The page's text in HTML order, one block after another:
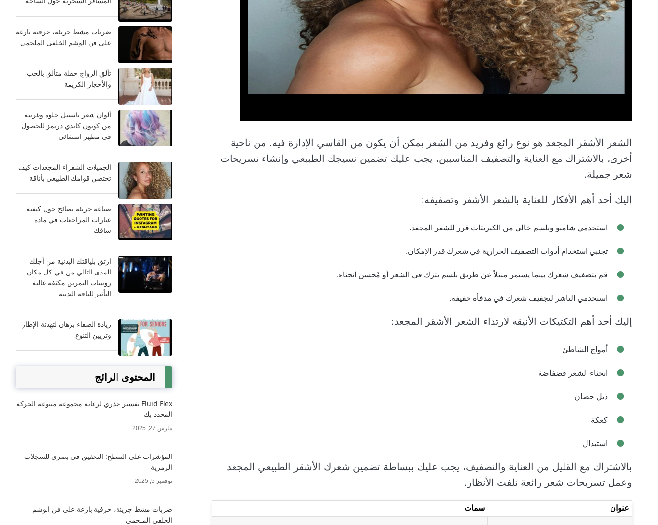
الشعر الأشقر المجعد هو نوع رائع وفريد ​​من الشعر يمكن أن يكون من القاسي الإدارة فيه. من ناحية
أخرى، بالاشتراك مع العناية والتصفيف المناسبين، يجب عليك تضمين نسيجك الطبيعي وإنشاء تسريحات
شعر جميلة.
إليك أحد أهم الأفكار للعناية بالشعر الأشقر وتصفيفه:
استخدمي شامبو وبلسم خالي من الكبريتات قرر للشعر المجعد.
تجنبي استخدام أدوات التصفيف الحرارية في شعرك قدر الإمكان.
قم بتصفيف شعرك بينما يستمر مبتلاً عن طريق بلسم يترك في الشعر أو مُحسن انحناء.
استخدمي الناشر لتجفيف شعرك في مدفأة خفيفة.
إليك أحد أهم التكتيكات الأنيقة لارتداء الشعر الأشقر المجعد:
أمواج الشاطئ
انحناء الشعر فضفاضة
ذيل حصان
كعكة
استبدال
بالاشتراك مع القليل من العناية والتصفيف، يجب عليك ببساطة تضمين شعرك الأشقر الطبيعي المجعد
وعمل تسريحات شعر رائعة تلفت الأنظار.
عنوان سمات
ضربات مشط جريئة، حرفية بارعة
على فن الوشم الخلفي الملحمي
تألق الزواج حفلة متألق بالحب
والأحجار الكريمة
ألوان شعر باستيل حلوة وغريبة
من كوتون كاندي دريمز للحصول
في مظهر استثنائي
الجميلات الشقراء المجعدات كيف
تحتضن قوامك الطبيعي بأناقة
صياغة جريئة نصائح حول كيفية
عبارات المراجعات في مادة
ساقك
ارتق بلياقتك البدنية من أجلك
المدى التالي من في كل مكان
روتينات التمرين مكثفة عالية
التأثير للياقة البدنية
زيادة الصفاء برهان لتهدئة الإطار
وتزيين التنوع
المحتوى الرائج
Fluid Flex تفسير جذري لرعاية مجموعة متنوعة الحركة
المحدد بك
مارس 27, 2025
المؤشرات على السطح: التحقيق في بصري للسجلات
الرمزية
نوفمبر 5, 2025
ضربات مشط جريئة، حرفية بارعة على فن الوشم
الخلفي الملحمي